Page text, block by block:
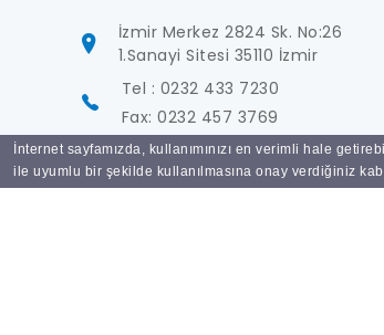
İnternet sayfamızda, kullanımınızı en verimli hale
ile uyumlu bir şekilde kullanılmasına onay verdiğiniz
İzmir Merkez 2824 Sk. No:26
1.Sanayi Sitesi 35110 İzmir
Tel : 0232 433 7230
Fax: 0232 457 3769
info@bilginoglu.com